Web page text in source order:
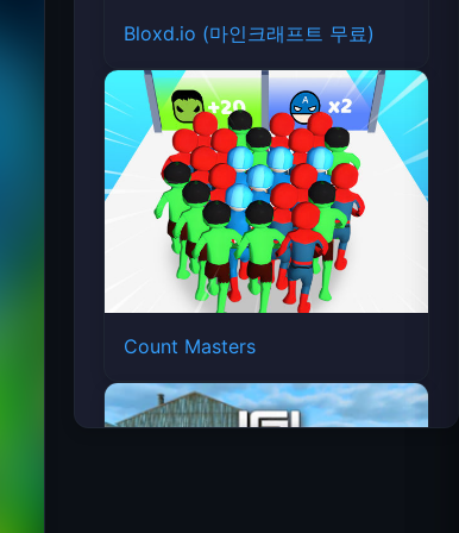
Bloxd.io (마인크래프트 무료)
Count Masters